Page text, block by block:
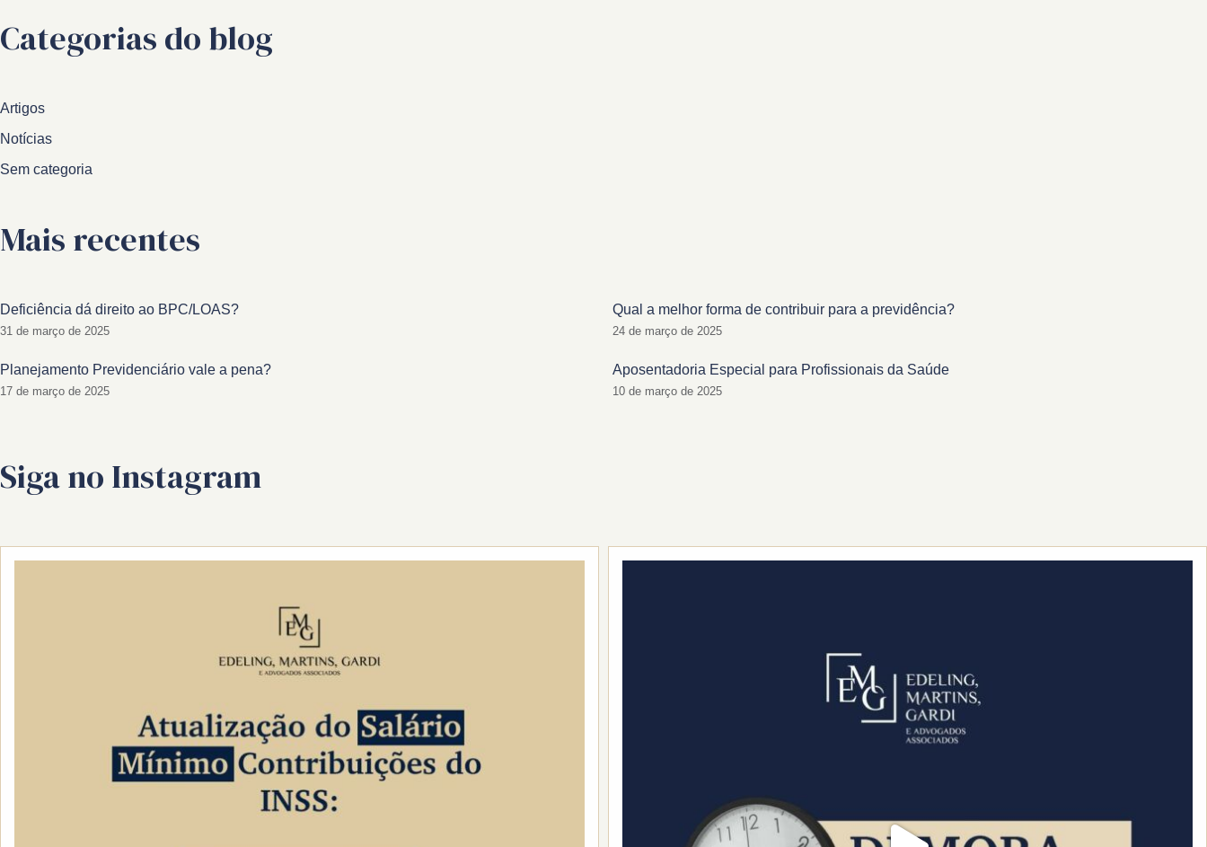
Categorias do blog
Artigos
Notícias
Sem categoria
Mais recentes
Deficiência dá direito ao BPC/LOAS?
31 de março de 2025
Qual a melhor forma de contribuir para a previdência?
24 de março de 2025
Planejamento Previdenciário vale a pena?
17 de março de 2025
Aposentadoria Especial para Profissionais da Saúde
10 de março de 2025
Siga no Instagram